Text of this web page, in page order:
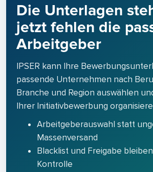
Die Unterlagen
jetzt fehlen die
Arbeitgeber
IPSER kann Ihre
passende Unternehmen nach
Branche und Region auswählen
Ihrer Initiativbewerbung
Arbeitgeberauswahl statt
Massenversand
Blacklist und Freigabe
Kontrolle